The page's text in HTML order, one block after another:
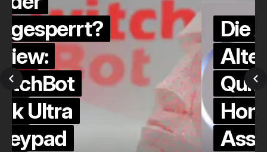
Die Alexa-
Alternative?
QuickCheck:
Home
Assistant